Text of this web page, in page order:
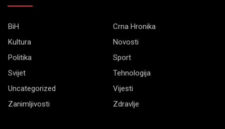
BiH
Crna Hronika
Kultura
Novosti
Politika
Sport
Svijet
Tehnologija
Uncategorized
Vijesti
Zanimljivosti
Zdravlje